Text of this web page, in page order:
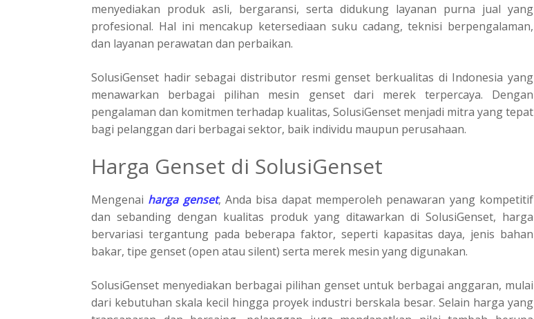
menyediakan produk asli, bergaransi, serta didukung layanan purna jual yang
profesional. Hal ini mencakup ketersediaan suku cadang, teknisi berpengalaman,
dan layanan perawatan dan perbaikan.
SolusiGenset hadir sebagai distributor resmi genset berkualitas di Indonesia yang
menawarkan berbagai pilihan mesin genset dari merek terpercaya. Dengan
pengalaman dan komitmen terhadap kualitas, SolusiGenset menjadi mitra yang tepat
bagi pelanggan dari berbagai sektor, baik individu maupun perusahaan.
Harga Genset di SolusiGenset
Mengenai harga genset, Anda bisa dapat memperoleh penawaran yang kompetitif
dan sebanding dengan kualitas produk yang ditawarkan di SolusiGenset, harga
bervariasi tergantung pada beberapa faktor, seperti kapasitas daya, jenis bahan
bakar, tipe genset (open atau silent) serta merek mesin yang digunakan.
SolusiGenset menyediakan berbagai pilihan genset untuk berbagai anggaran, mulai
dari kebutuhan skala kecil hingga proyek industri berskala besar. Selain harga yang